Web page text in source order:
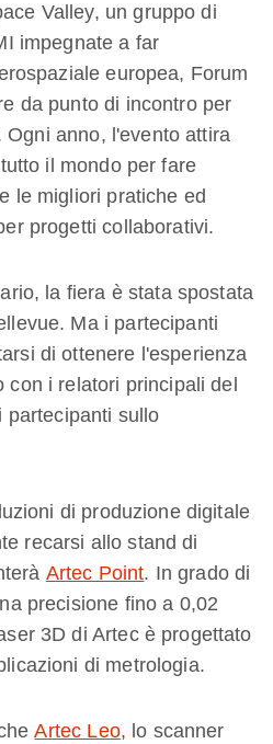
Valley, un gruppo di
impegnate a far
europea, Forum
da punto di incontro per
anno, l'evento attira
il mondo per fare
le migliori pratiche ed
progetti collaborativi.
la fiera è stata spostata
Ma i partecipanti
di ottenere l'esperienza
i relatori principali del
partecipanti sullo
di produzione digitale
recarsi allo stand di
Artec Point. In grado di
precisione fino a 0,02
3D di Artec è progettato
di metrologia.
Artec Leo, lo scanner